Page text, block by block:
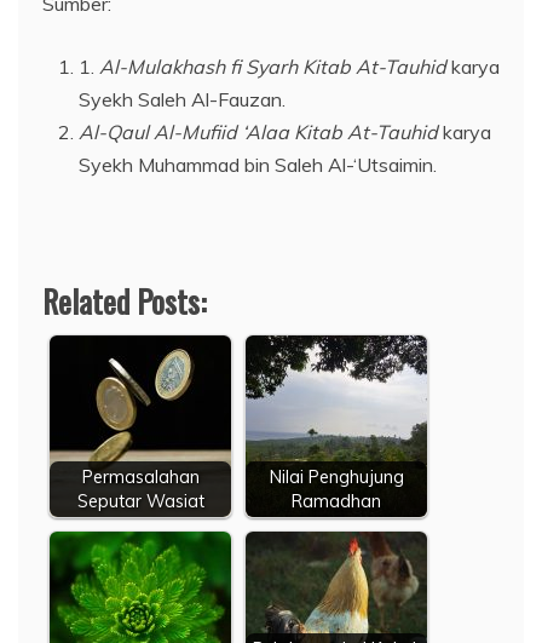
1. Al-Mulakhash fi Syarh Kitab At-Tauhidkarya
Syekh Saleh Al-Fauzan.
Al-Qaul Al-Mufiid ‘Alaa Kitab At-Tauhidkarya
Syekh Muhammad bin Saleh Al-‘Utsaimin.
Related Posts:
Permasalahan
Seputar Wasiat
Nilai Penghujung
Ramadhan